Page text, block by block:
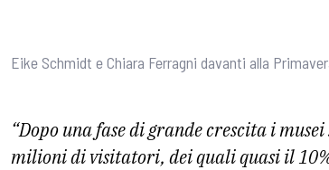
Eike Schmidt e Chiara Ferragni davanti alla
“Dopo una fase di grande crescita i
milioni di visitatori, dei quali quasi il